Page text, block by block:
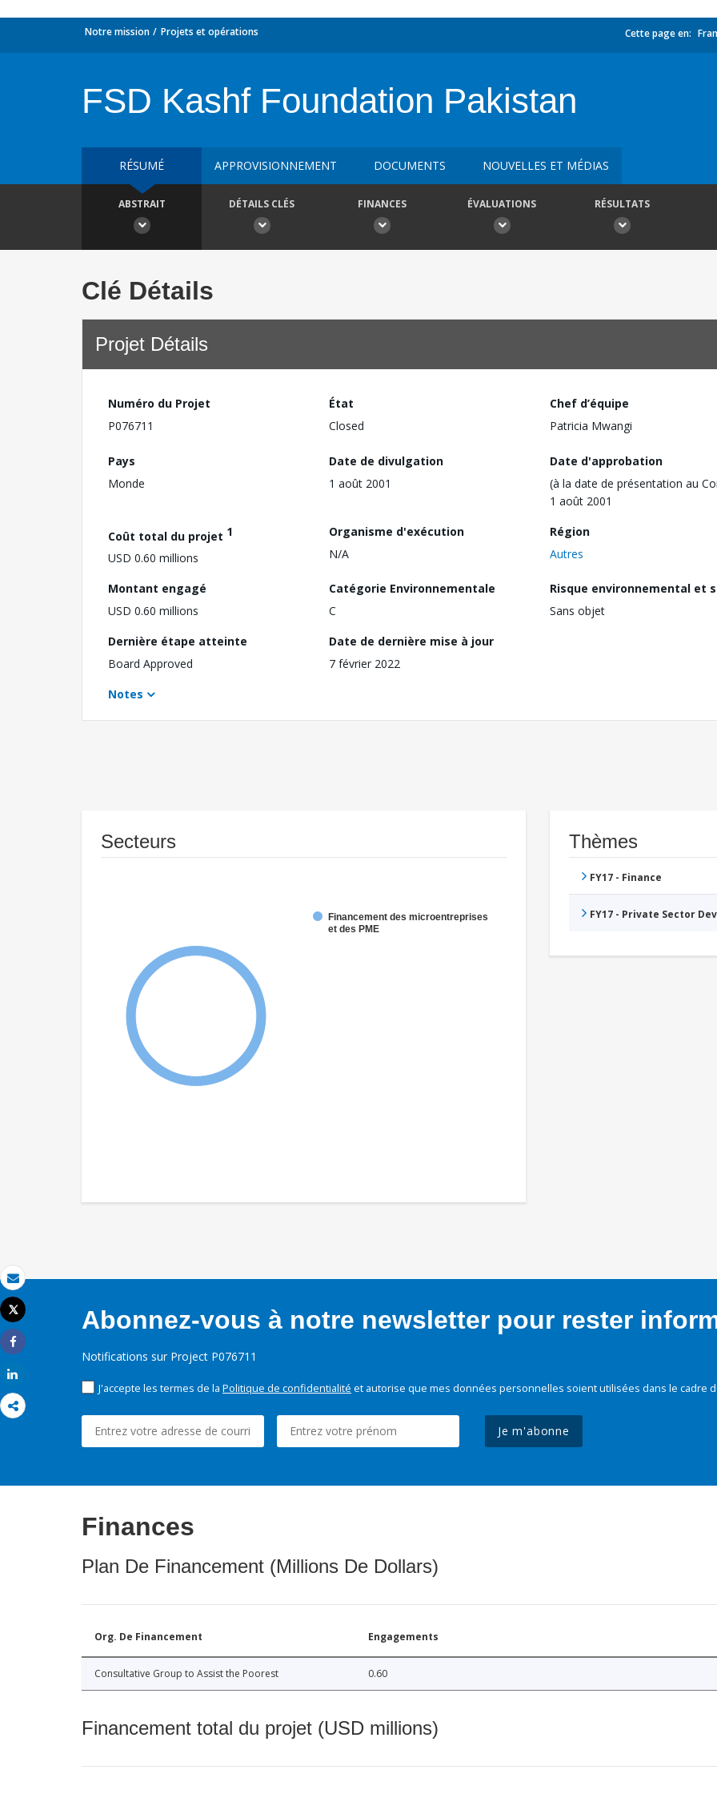
Email
Imprimer
Tweet
Share
Notre mission Projets et opérations Cette page en:
FSD Kashf Foundation Pakistan
RÉSUMÉ APPROVISIONNEMENT DOCUMENTS NOUVELLES ET MÉDIAS
ABSTRAIT DÉTAILS CLÉS FINANCES ÉVALUATIONS RÉSULTATS
Clé Détails
Projet Détails
Numéro du Projet
P076711
État
Closed
Chef d’équipe
Patricia Mwangi
Pays
Monde
Date de divulgation
1 août 2001
Date d'approbation
(à la date de présentation au
1 août 2001
Coût total du projet 1
USD 0.60 millions
Organisme d'exécution
N/A
Région
Autres
Montant engagé
USD 0.60 millions
Catégorie Environnementale
C
Risque environnemental et
Sans objet
Dernière étape atteinte
Board Approved
Date de dernière mise à jour
7 février 2022
Notes
Secteurs
Financement des microentreprises
et des PME
Thèmes
FY17 - Finance
FY17 - Private Sector
Abonnez-vous à notre newsletter pour rester
Notifications sur Project P076711
J'accepte les termes de la Politique de confidentialité et autorise que mes données personnelles soient utilisées dans le cadre
Je m'abonne
Finances
Plan De Financement (Millions De Dollars)
Org. De Financement Engagements
Consultative Group to Assist the Poorest 0.60
Financement total du projet (USD millions)